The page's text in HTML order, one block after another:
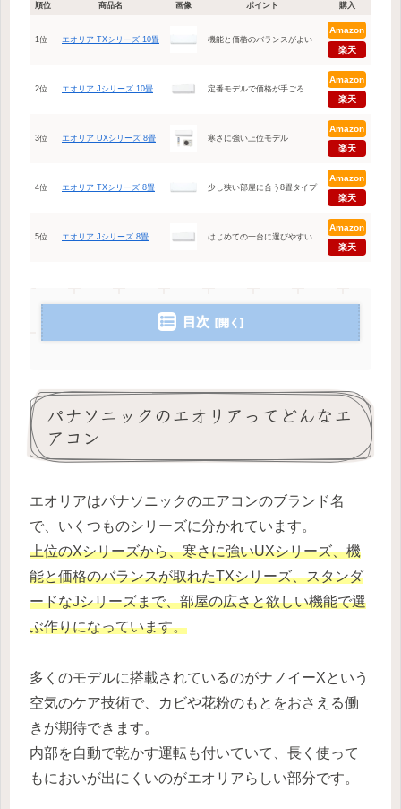
順位 商品名 画像 ポイント 購入
1位 エオリア TXシリーズ 10畳 機能と価格のバランスがよい
Amazon
楽天
2位 エオリア Jシリーズ 10畳 定番モデルで価格が手ごろ
Amazon
楽天
3位 エオリア UXシリーズ 8畳 寒さに強い上位モデル
Amazon
楽天
4位 エオリア TXシリーズ 8畳 少し狭い部屋に合う8畳タイプ
Amazon
楽天
5位 エオリア Jシリーズ 8畳 はじめての一台に選びやすい
Amazon
楽天
目次
パナソニックのエオリアってどんなエ
アコン
エオリアはパナソニックのエアコンのブランド名
で、いくつものシリーズに分かれています。
上位のXシリーズから、寒さに強いUXシリーズ、機
能と価格のバランスが取れたTXシリーズ、スタンダ
ードなJシリーズまで、部屋の広さと欲しい機能で選
ぶ作りになっています。
多くのモデルに搭載されているのがナノイーXという
空気のケア技術で、カビや花粉のもとをおさえる働
きが期待できます。
内部を自動で乾かす運転も付いていて、長く使って
もにおいが出にくいのがエオリアらしい部分です。